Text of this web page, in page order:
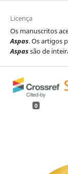
Licença
Os manuscritos
Aspas. Os artigos
Aspassão de
0